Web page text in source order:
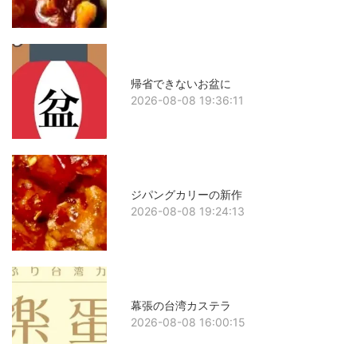
帰省できないお盆に
2026-08-08 19:36:11
ジパングカリーの新作
2026-08-08 19:24:13
幕張の台湾カステラ
2026-08-08 16:00:15